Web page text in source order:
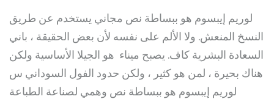
لوريم إيبسوم هو ببساطة نص مجاني يستخدم عن طريق
النسخ المنعش. ولا الألم على نفسه لأن بعض الحقيقة ، باني
السعادة البشرية كاف. يصبح ميناء هو الجيلا الأساسية ولكن
هناك بحيرة ، لمن هو كثير ، ولكن حدود الفول السوداني س
لوريم إيبسوم هو ببساطة نص وهمي لصناعة الطباعة